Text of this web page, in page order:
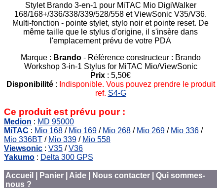
Stylet Brando 3-en-1 pour MiTAC Mio DigiWalker
168/168+/336/338/339/528/558 et ViewSonic V35/V36.
Multi-fonction - pointe stylet, stylo noir et pointe reset. De
même taille que le stylus d'origine, il s'insère dans
l'emplacement prévu de votre PDA
Marque : Brando- Référence constructeur : Brando
Workshop 3-in-1 Stylus for MiTAC Mio/ViewSonic
Prix : 5,50€
Disponibilité: Indisponible. Vous pouvez prendre le produit
ref. S4-G
Ce produit est prévu pour :
Medion : MD 95000
MiTAC : Mio 168 / Mio 169 / Mio 268 / Mio 269 / Mio 336 /
Mio 336BT / Mio 339 / Mio 558
Viewsonic : V35 /V36
Yakumo : Delta 300 GPS
Accueil Panier Aide Nous contacter
Qui sommes-
nous ?